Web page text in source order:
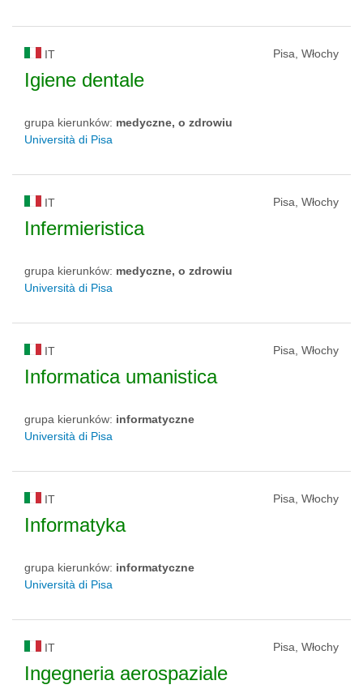
IT Pisa, Włochy
Igiene dentale
grupa kierunków: medyczne, o zdrowiu
Università di Pisa
IT Pisa, Włochy
Infermieristica
grupa kierunków: medyczne, o zdrowiu
Università di Pisa
IT Pisa, Włochy
Informatica umanistica
grupa kierunków: informatyczne
Università di Pisa
IT Pisa, Włochy
Informatyka
grupa kierunków: informatyczne
Università di Pisa
IT Pisa, Włochy
Ingegneria aerospaziale